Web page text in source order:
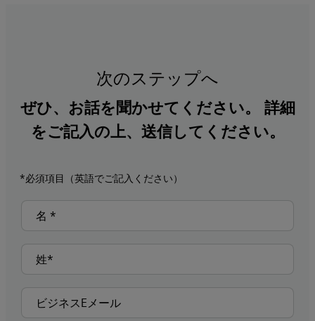
次のステップへ
ぜひ、お話を聞かせてください。 詳細
をご記入の上、送信してください。
*必須項目（英語でご記入ください）